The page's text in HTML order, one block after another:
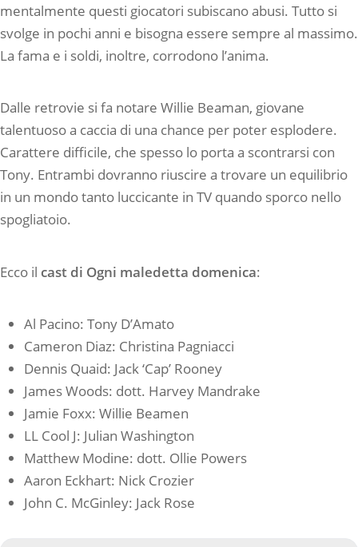
mentalmente questi giocatori subiscano abusi. Tutto si
svolge in pochi anni e bisogna essere sempre al massimo.
La fama e i soldi, inoltre, corrodono l’anima.
Dalle retrovie si fa notare Willie Beaman, giovane
talentuoso a caccia di una chance per poter esplodere.
Carattere difficile, che spesso lo porta a scontrarsi con
Tony. Entrambi dovranno riuscire a trovare un equilibrio
in un mondo tanto luccicante in TV quando sporco nello
spogliatoio.
Ecco il cast di Ogni maledetta domenica:
Al Pacino: Tony D’Amato
Cameron Diaz: Christina Pagniacci
Dennis Quaid: Jack ‘Cap’ Rooney
James Woods: dott. Harvey Mandrake
Jamie Foxx: Willie Beamen
LL Cool J: Julian Washington
Matthew Modine: dott. Ollie Powers
Aaron Eckhart: Nick Crozier
John C. McGinley: Jack Rose